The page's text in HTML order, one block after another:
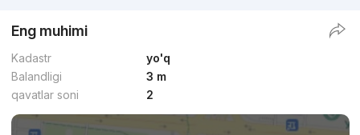
Eng muhimi
Kadastr
yo'q
Balandligi
3 m
qavatlar soni
2